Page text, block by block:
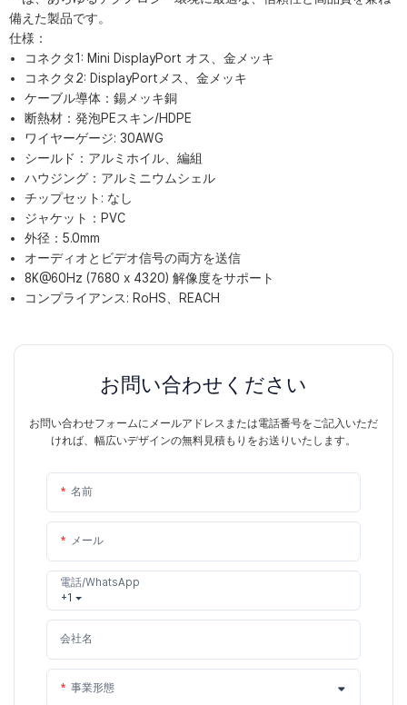
備えた製品です。
仕様：
コネクタ1: Mini DisplayPort オス、金メッキ
コネクタ2: DisplayPortメス、金メッキ
ケーブル導体：錫メッキ銅
断熱材：発泡PEスキン/HDPE
ワイヤーゲージ: 30AWG
シールド：アルミホイル、編組
ハウジング：アルミニウムシェル
チップセット: なし
ジャケット：PVC
外径：5.0mm
オーディオとビデオ信号の両方を送信
8K@60Hz (7680 x 4320) 解像度をサポート
コンプライアンス: RoHS、REACH
お問い合わせください
お問い合わせフォームにメールアドレスまたは電話番号をご記入いただ
ければ、幅広いデザインの無料見積もりをお送りいたします。
名前
メール
+1
電話/WhatsApp
会社名
事業形態